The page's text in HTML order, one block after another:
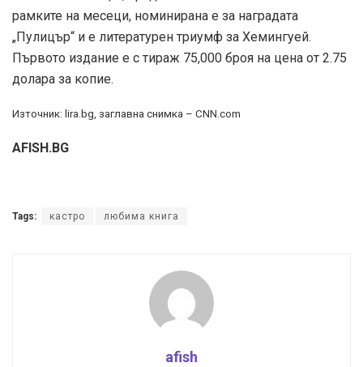
рамките на месеци, номинирана е за наградата
„Пулицър“ и е литературен триумф за Хемингуей.
Първото издание е с тираж 75,000 броя на цена от 2.75
долара за копие.
Източник: lira.bg, заглавна снимка – CNN.com
AFISH.BG
Tags: кастро любима книга
afish